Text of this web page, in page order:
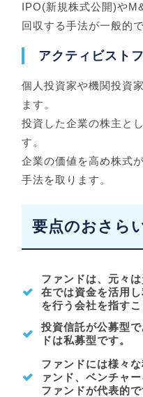
IPO(新規株式公開)や
回収する手法が一般的で
アクティビスト
個人投資家や機関投資
ます。
投資した企業の株主と
す。
企業の価値を高め株式
手法を取ります。
要点のおさら
ファンドは、元々
在では資金を活用
を行う会社を指すこ
投資信託が公募型
ドは私募型です。
ファンドには様々
ァンド、ベンチャ
ファンドが代表的で